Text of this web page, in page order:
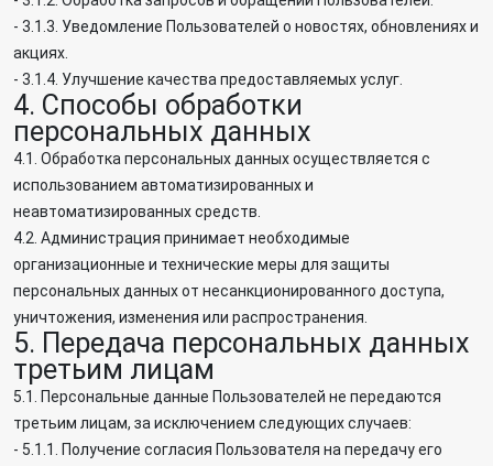
- 3.1.3. Уведомление Пользователей о новостях, обновлениях и
акциях.
- 3.1.4. Улучшение качества предоставляемых услуг.
4. Способы обработки
персональных данных
4.1. Обработка персональных данных осуществляется с
использованием автоматизированных и
неавтоматизированных средств.
4.2. Администрация принимает необходимые
организационные и технические меры для защиты
персональных данных от несанкционированного доступа,
уничтожения, изменения или распространения.
5. Передача персональных данных
третьим лицам
5.1. Персональные данные Пользователей не передаются
третьим лицам, за исключением следующих случаев:
- 5.1.1. Получение согласия Пользователя на передачу его